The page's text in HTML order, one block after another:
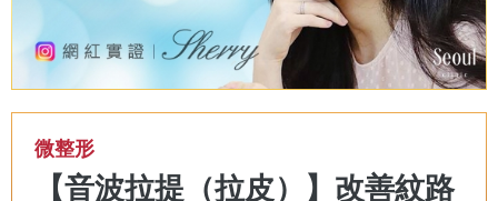
微整形
【音波拉提（拉皮）】改善紋路